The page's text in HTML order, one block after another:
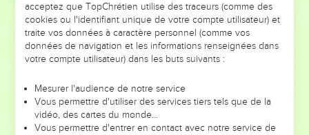
DE L’ANNÉE !
ET SI LEURS ERREURS POUVAIENT VOUS ÉVITER LES
VOTRES ?
leur foi ou leur vision. Mais on voit moins les doutes, les erreurs
et les saisons difficiles qu'ils ont traversés, alors même que ce
sont elles qui les ont façonnés.
acceptez que TopChrétien utilise des traceurs (comme des
cookies ou l'identifiant unique de votre compte utilisateur) et
traite vos données à caractère personnel (comme vos
données de navigation et les informations renseignées dans
votre compte utilisateur) dans les buts suivants :
Mesurer l'audience de notre service
Vous permettre d'utiliser des services tiers tels que de la
vidéo, des cartes du monde…
Vous permettre d'entrer en contact avec notre service de